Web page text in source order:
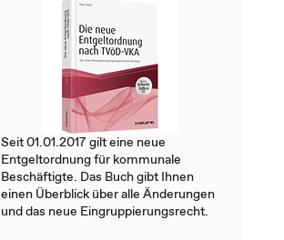
Seit 01.01.2017 gilt eine neue
Entgeltordnung für kommunale
Beschäftigte. Das Buch gibt Ihnen
einen Überblick über alle Änderungen
und das neue Eingruppierungsrecht.